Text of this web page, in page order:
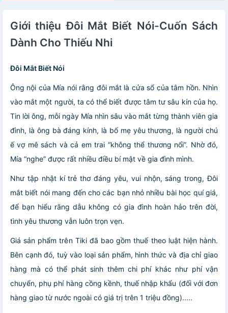
Giới thiệu Đôi Mắt Biết Nói-Cuốn Sách
Dành Cho Thiếu Nhi
Đôi Mắt Biết Nói
Ông nội của Mía nói rằng đôi mắt là cửa sổ của tâm hồn. Nhìn
vào mắt một người, ta có thể biết được tâm tư sâu kín của họ.
Tin lời ông, mỗi ngày Mía nhìn sâu vào mắt từng thành viên gia
đình, là ông bà đáng kính, là bố mẹ yêu thương, là người chú
ế vợ mê sách và cả em trai “không thể thương nổi”. Nhờ đó,
Mía “nghe” được rất nhiều điều bí mật về gia đình mình.
Như tập nhật kí trẻ thơ đáng yêu, vui nhộn, sáng trong, Đôi
mắt biết nói mang đến cho các bạn nhỏ nhiều bài học quí giá,
để bạn hiểu rằng dẫu không có gia đình hoàn hảo trên đời,
tình yêu thương vẫn luôn trọn vẹn.
Giá sản phẩm trên Tiki đã bao gồm thuế theo luật hiện hành.
Bên cạnh đó, tuỳ vào loại sản phẩm, hình thức và địa chỉ giao
hàng mà có thể phát sinh thêm chi phí khác như phí vận
chuyển, phụ phí hàng cồng kềnh, thuế nhập khẩu (đối với đơn
hàng giao từ nước ngoài có giá trị trên 1 triệu đồng).....